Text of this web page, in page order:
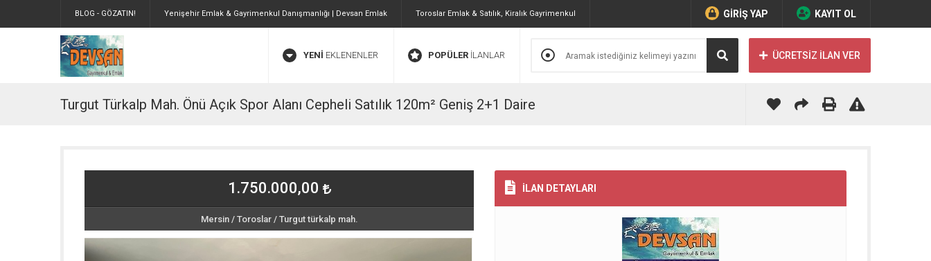
BLOG - GÖZATIN! Yenişehir Emlak & Gayrimenkul Danışmanlığı | Devsan Emlak Toroslar Emlak & Satılık, Kiralık Gayrimenkul GİRİŞ YAP KAYIT OL
YENİ EKLENENLER POPÜLERİLANLAR ÜCRETSİZ İLAN VER
Turgut Türkalp Mah. Önü Açık Spor Alanı Cepheli Satılık 120m² Geniş 2+1 Daire
1.750.000,00
Mersin/ Toroslar/ Turgut türkalp mah.
İLAN DETAYLARI